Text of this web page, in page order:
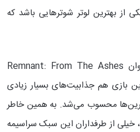
بهترین لوتر شوترهایی باشد که
قسمت اول این بازی تحت عنوان Remnant: From The Ashes
بازی هم جذابیت‌های بسیار زیادی
محسوب می‌شد. به همین خاطر
خیلی از طرفداران این سبک سراسیمه